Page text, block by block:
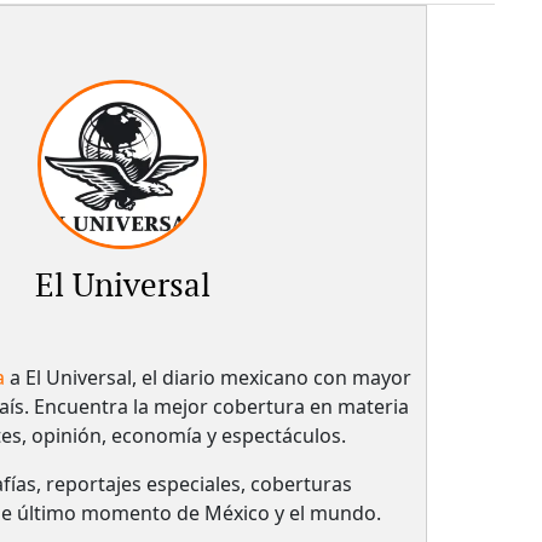
El Universal
a El Universal, el diario mexicano con mayor
Encuentra la mejor cobertura en materia
opinión, economía y espectáculos.
reportajes especiales, coberturas
último momento de México y el mundo.